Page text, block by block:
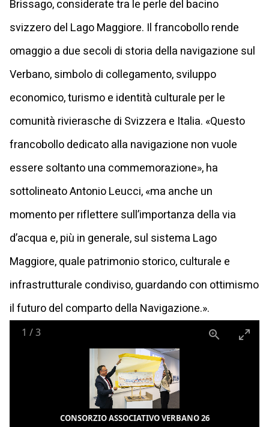
Brissago, considerate tra le perle del bacino
svizzero del Lago Maggiore. Il francobollo rende
omaggio a due secoli di storia della navigazione sul
Verbano, simbolo di collegamento, sviluppo
economico, turismo e identità culturale per le
comunità rivierasche di Svizzera e Italia. «Questo
francobollo dedicato alla navigazione non vuole
essere soltanto una commemorazione», ha
sottolineato Antonio Leucci, «ma anche un
momento per riflettere sull’importanza della via
d’acqua e, più in generale, sul sistema Lago
Maggiore, quale patrimonio storico, culturale e
infrastrutturale condiviso, guardando con ottimismo
il futuro del comparto della Navigazione.».
1 /3
CONSORZIO ASSOCIATIVO VERBANO 26